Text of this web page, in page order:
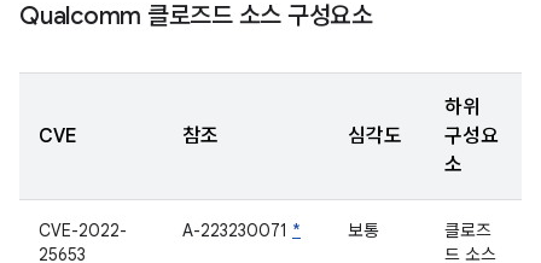
Qualcomm 클로즈드 소스 구성요소
CVE 참조 심각도
하위
구성요
소
CVE-2022-
25653
A-223230071 * 보통
클로즈
드 소스